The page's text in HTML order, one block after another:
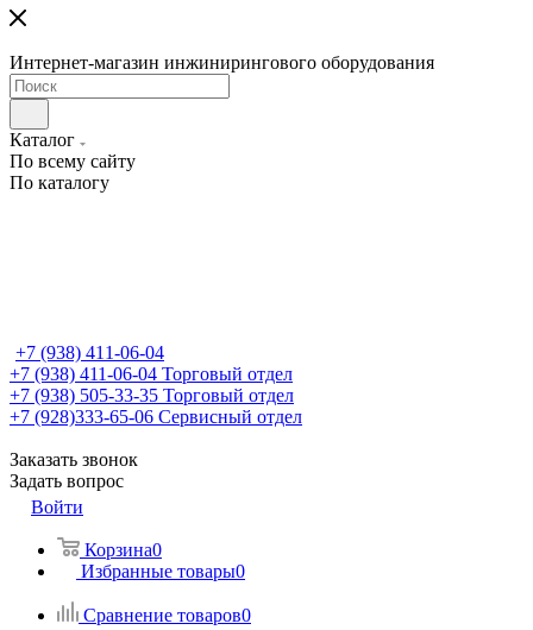
Интернет-магазин инжинирингового оборудования
Каталог
По всему сайту
По каталогу
+7 (938) 411-06-04
+7 (938) 411-06-04 Торговый отдел
+7 (938) 505-33-35 Торговый отдел
+7 (928)333-65-06 Сервисный отдел
Заказать звонок
Задать вопрос
Войти
Корзина0
Избранные товары0
Сравнение товаров0